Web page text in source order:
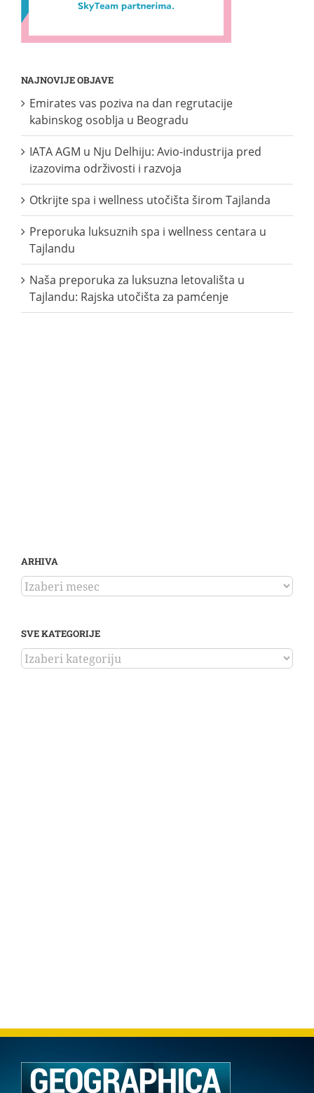
NAJNOVIJE OBJAVE
Emirates vas poziva na dan regrutacije
kabinskog osoblja u Beogradu
IATA AGM u Nju Delhiju: Avio-industrija pred
izazovima održivosti i razvoja
Otkrijte spa i wellness utočišta širom Tajlanda
Preporuka luksuznih spa i wellness centara u
Tajlandu
Naša preporuka za luksuzna letovališta u
Tajlandu: Rajska utočišta za pamćenje
ARHIVA
ARHIVA
SVE KATEGORIJE
SVE
KATEGORIJE